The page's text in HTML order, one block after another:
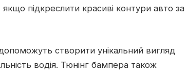
підкреслити красиві контури авто за
створити унікальний вигляд
водія. Тюнінг бампера також